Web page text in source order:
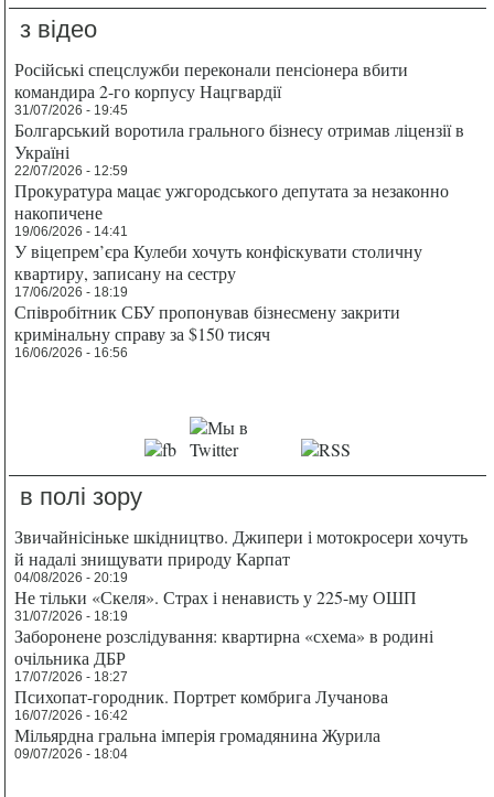
з відео
Російські спецслужби переконали пенсіонера вбити
командира 2-го корпусу Нацгвардії
31/07/2026 - 19:45
Болгарський воротила грального бізнесу отримав ліцензії в
Україні
22/07/2026 - 12:59
Прокуратура мацає ужгородського депутата за незаконно
накопичене
19/06/2026 - 14:41
У віцепрем’єра Кулеби хочуть конфіскувати столичну
квартиру, записану на сестру
17/06/2026 - 18:19
Співробітник СБУ пропонував бізнесмену закрити
кримінальну справу за $150 тисяч
16/06/2026 - 16:56
в полі зору
Звичайнісіньке шкідництво. Джипери і мотокросери хочуть
й надалі знищувати природу Карпат
04/08/2026 - 20:19
Не тільки «Скеля». Страх і ненависть у 225-му ОШП
31/07/2026 - 18:19
Заборонене розслідування: квартирна «схема» в родині
очільника ДБР
17/07/2026 - 18:27
Психопат-городник. Портрет комбрига Лучанова
16/07/2026 - 16:42
Мільярдна гральна імперія громадянина Журила
09/07/2026 - 18:04